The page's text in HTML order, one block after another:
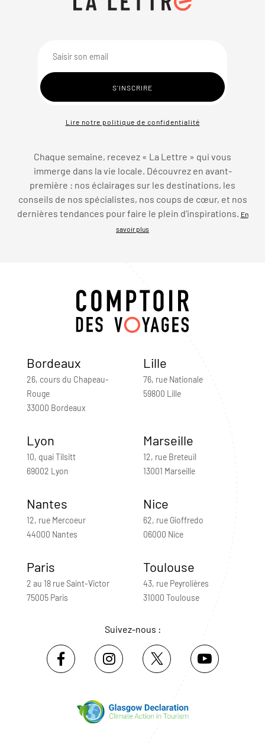
Lire notre politique de confidentialité
Chaque semaine, recevez « La Lettre » qui vous
immerge dans la vie locale. Découvrez en avant-
première : nos éclairages sur les destinations, les
conseils de nos spécialistes, nos coups de cœur, et nos
dernières tendances pour faire le plein d’inspirations. En
savoir plus
Bordeaux
26, cours du Chapeau-
Rouge
33000 Bordeaux
Lille
76, rue Nationale
59800 Lille
Lyon
10, quai Tilsitt
69002 Lyon
Marseille
12, rue Breteuil
13001 Marseille
Nantes
12, rue Mercoeur
44000 Nantes
Nice
62, rue Gioffredo
06000 Nice
Paris
2 au 18 rue Saint-Victor
75005 Paris
Toulouse
43, rue Peyrolières
31000 Toulouse
Suivez-nous :